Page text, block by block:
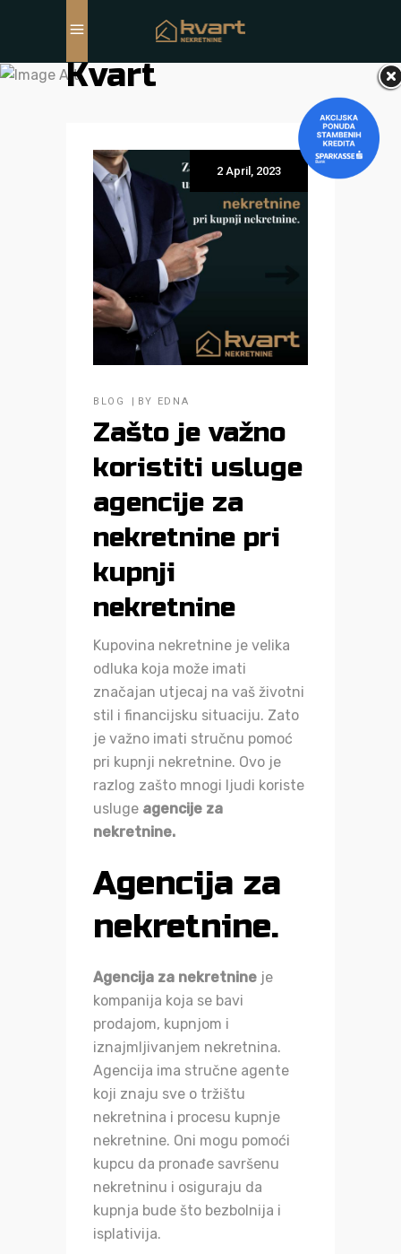
Kvart
2 April, 2023
BLOG BY EDNA
Zašto je važno
koristiti usluge
agencije za
nekretnine pri
kupnji
nekretnine
Kupovina nekretnine je velika
odluka koja može imati
značajan utjecaj na vaš životni
stil i financijsku situaciju. Zato
je važno imati stručnu pomoć
pri kupnji nekretnine. Ovo je
razlog zašto mnogi ljudi koriste
usluge agencije za
nekretnine.
Agencija za
nekretnine.
Agencija za nekretnine je
kompanija koja se bavi
prodajom, kupnjom i
iznajmljivanjem nekretnina.
Agencija ima stručne agente
koji znaju sve o tržištu
nekretnina i procesu kupnje
nekretnine. Oni mogu pomoći
kupcu da pronađe savršenu
nekretninu i osiguraju da
kupnja bude što bezbolnija i
isplativija.